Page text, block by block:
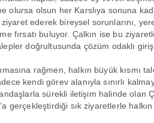
olursa olsun her Karslıya sonuna
ziyaret ederek bireysel sorunlarını,
fırsatı buluyor. Çalkın ise bu
doğrultusunda çözüm odaklı
rağmen, halkın büyük kısmı
kendi görev alanıyla sınırlı
sürekli iletişim halinde olan
gerçekleştirdiği sık ziyaretlerle